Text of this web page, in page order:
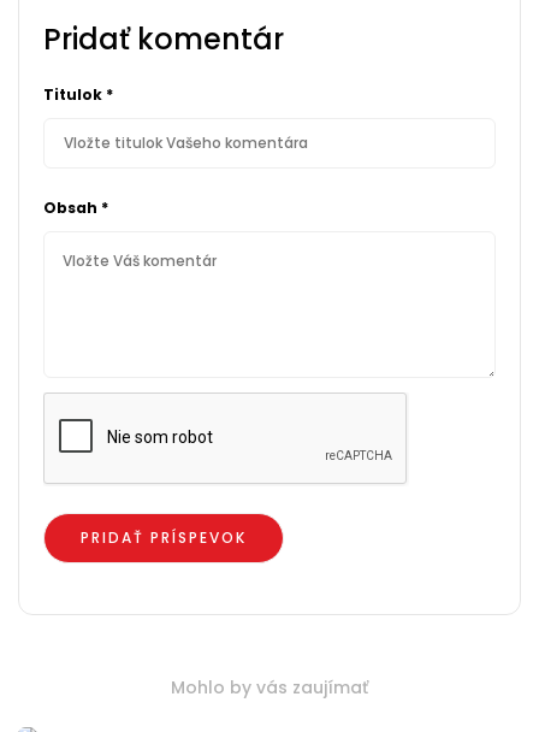
Pridať komentár
Titulok *
Obsah *
Mohlo by vás zaujímať